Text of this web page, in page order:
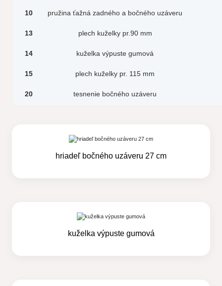
10 pružina ťažná zadného a bočného uzáveru
13 plech kuželky pr.90 mm
14 kuželka výpuste gumová
15 plech kuželky pr. 115 mm
20 tesnenie bočného uzáveru
hriadeľ bočného uzáveru 27 cm
kuželka výpuste gumová